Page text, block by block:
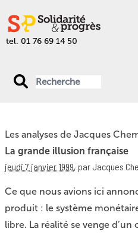
tel. 01 76 69 14 50
Les analyses de Jacques
La grande illusion française
jeudi 7 janvier 1999, par Jacques
Ce que nous avions ici
produit : le système
libre. La réalité se venge